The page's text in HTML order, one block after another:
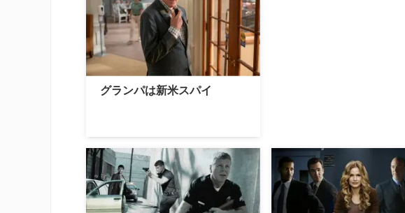
グランパは新米スパイ